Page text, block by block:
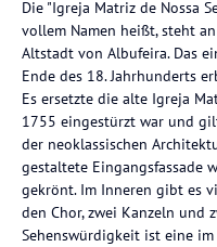
Die "Igreja Matriz de Nossa
vollem Namen heißt, steht
Altstadt von Albufeira. Das
Ende des 18. Jahrhunderts
Es ersetzte die alte Igreja
1755 eingestürzt war und
der neoklassischen
gestaltete Eingangsfassade
gekrönt. Im Inneren gibt es
den Chor, zwei Kanzeln und
Sehenswürdigkeit ist eine